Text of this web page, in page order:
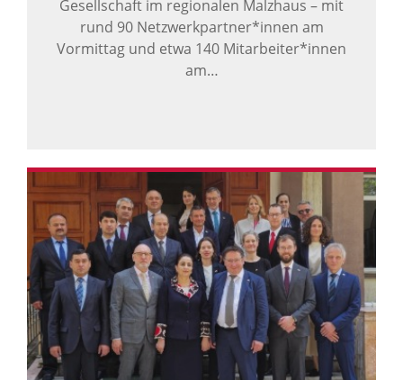
Gesellschaft im regionalen Malzhaus – mit
rund 90 Netzwerkpartner*innen am
Vormittag und etwa 140 Mitarbeiter*innen
am…